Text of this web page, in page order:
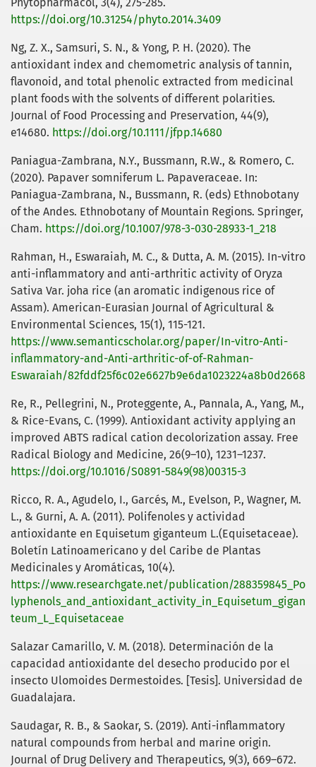
https://doi.org/10.31254/phyto.2014.3409
Ng, Z. X., Samsuri, S. N., & Yong, P. H. (2020). The
antioxidant index and chemometric analysis of tannin,
flavonoid, and total phenolic extracted from medicinal
plant foods with the solvents of different polarities.
Journal of Food Processing and Preservation, 44(9),
e14680. https://doi.org/10.1111/jfpp.14680
Paniagua-Zambrana, N.Y., Bussmann, R.W., & Romero, C.
(2020). Papaver somniferum L. Papaveraceae. In:
Paniagua-Zambrana, N., Bussmann, R. (eds) Ethnobotany
of the Andes. Ethnobotany of Mountain Regions. Springer,
Cham. https://doi.org/10.1007/978-3-030-28933-1_218
Rahman, H., Eswaraiah, M. C., & Dutta, A. M. (2015). In-vitro
anti-inflammatory and anti-arthritic activity of Oryza
Sativa Var. joha rice (an aromatic indigenous rice of
Assam). American-Eurasian Journal of Agricultural &
Environmental Sciences, 15(1), 115-121.
https://www.semanticscholar.org/paper/In-vitro-Anti-
inflammatory-and-Anti-arthritic-of-of-Rahman-
Eswaraiah/82fddf25f6c02e6627b9e6da1023224a8b0d2668
Re, R., Pellegrini, N., Proteggente, A., Pannala, A., Yang, M.,
& Rice-Evans, C. (1999). Antioxidant activity applying an
improved ABTS radical cation decolorization assay. Free
Radical Biology and Medicine, 26(9–10), 1231–1237.
https://doi.org/10.1016/S0891-5849(98)00315-3
Ricco, R. A., Agudelo, I., Garcés, M., Evelson, P., Wagner, M.
L., & Gurni, A. A. (2011). Polifenoles y actividad
antioxidante en Equisetum giganteum L.(Equisetaceae).
Boletín Latinoamericano y del Caribe de Plantas
Medicinales y Aromáticas, 10(4).
https://www.researchgate.net/publication/288359845_Po
lyphenols_and_antioxidant_activity_in_Equisetum_gigan
teum_L_Equisetaceae
Salazar Camarillo, V. M. (2018). Determinación de la
capacidad antioxidante del desecho producido por el
insecto Ulomoides Dermestoides. [Tesis]. Universidad de
Guadalajara.
Saudagar, R. B., & Saokar, S. (2019). Anti-inflammatory
natural compounds from herbal and marine origin.
Journal of Drug Delivery and Therapeutics, 9(3), 669–672.